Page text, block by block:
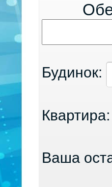
Будинок:
Квартира:
Ваша